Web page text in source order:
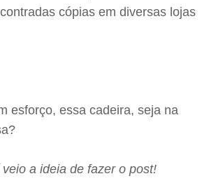
cópias em diversas lojas
esforço, essa cadeira, seja na
a ideia de fazer o post!